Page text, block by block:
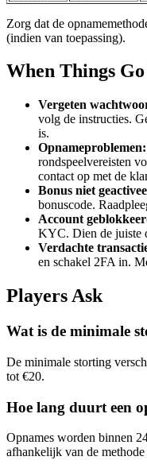
Zorg dat de
(indien van toepassing).
When Things
Vergeten
volg de instructies.
is.
Opnameproblemen:
rondspeelvereisten
contact op met de
Bonus niet
bonuscode.
Account
KYC. Dien de juiste
Verdachte
en schakel 2FA in.
Players Ask
Wat is de minimale
De minimale storting
tot €20.
Hoe lang duurt een
Opnames worden binnen
afhankelijk van de